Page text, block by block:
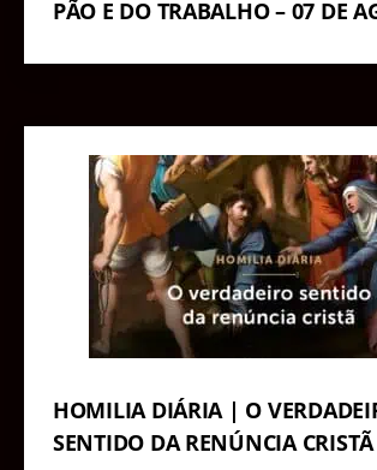
PÃO E DO TRABALHO – 07 DE
HOMILIA DIÁRIA | O
SENTIDO DA RENÚNCIA CRISTÃ